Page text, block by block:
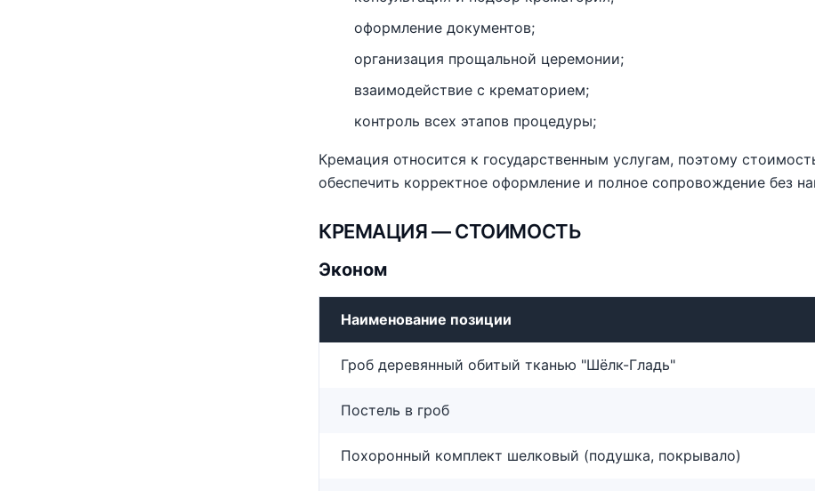
оформление документов;
организация прощальной церемонии;
взаимодействие с крематорием;
контроль всех этапов процедуры;
Кремация относится к государственным услугам, поэтому
обеспечить корректное оформление и полное сопровождение без
КРЕМАЦИЯ — СТОИМОСТЬ
Эконом
Наименование позиции
Гроб деревянный обитый тканью "Шёлк-Гладь"
Постель в гроб
Похоронный комплект шелковый (подушка, покрывало)